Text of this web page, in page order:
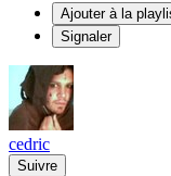
Ajouter à la
Signaler
cedric
Suivre